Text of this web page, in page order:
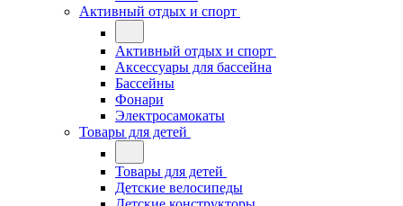
Активный отдых и спорт
Активный отдых и спорт
Аксессуары для бассейна
Бассейны
Фонари
Электросамокаты
Товары для детей
Товары для детей
Детские велосипеды